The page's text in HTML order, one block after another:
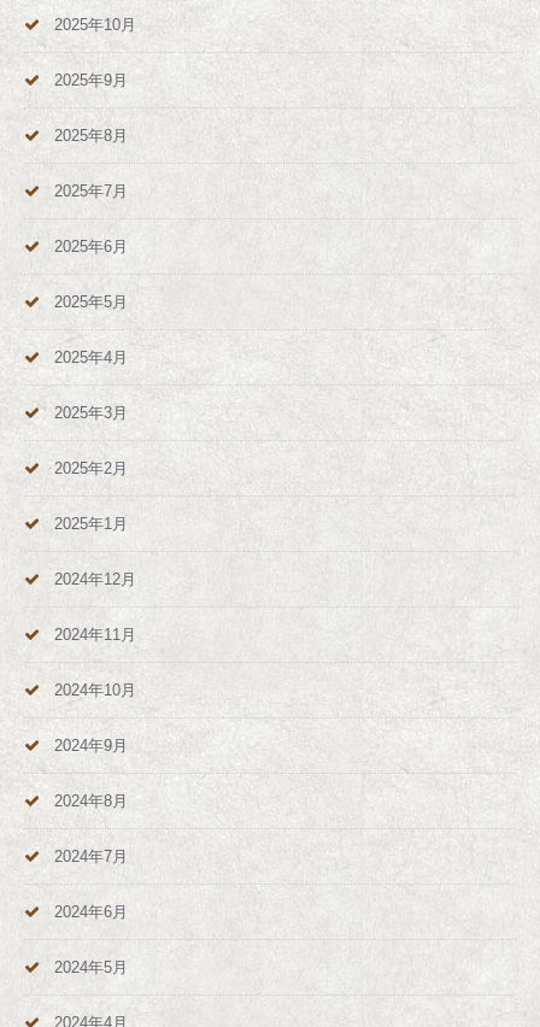
2025年10月
2025年9月
2025年8月
2025年7月
2025年6月
2025年5月
2025年4月
2025年3月
2025年2月
2025年1月
2024年12月
2024年11月
2024年10月
2024年9月
2024年8月
2024年7月
2024年6月
2024年5月
2024年4月